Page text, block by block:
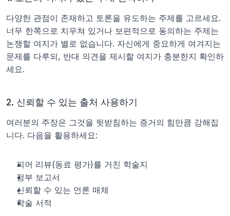
다양한 관점이 존재하고 토론을 유도하는 주제를 고르세요.
너무 한쪽으로 치우쳐 있거나 보편적으로 동의하는 주제는
논쟁할 여지가 별로 없습니다. 자신에게 중요하게 여겨지는
문제를 다루되, 반대 의견을 제시할 여지가 충분한지 확인하
세요.
2. 신뢰할 수 있는 출처 사용하기
여러분의 주장은 그것을 뒷받침하는 증거의 힘만큼 강해집
니다. 다음을 활용하세요:
피어 리뷰(동료 평가)를 거친 학술지
정부 보고서
신뢰할 수 있는 언론 매체
학술 서적